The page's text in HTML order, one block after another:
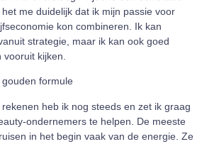
het me duidelijk dat ik mijn passie voor
kon combineren. Ik kan
strategie, maar ik kan ook goed
vooruit kijken.
formule
heb ik nog steeds en zet ik graag
ondernemers te helpen. De meeste
in het begin vaak van de energie. Ze